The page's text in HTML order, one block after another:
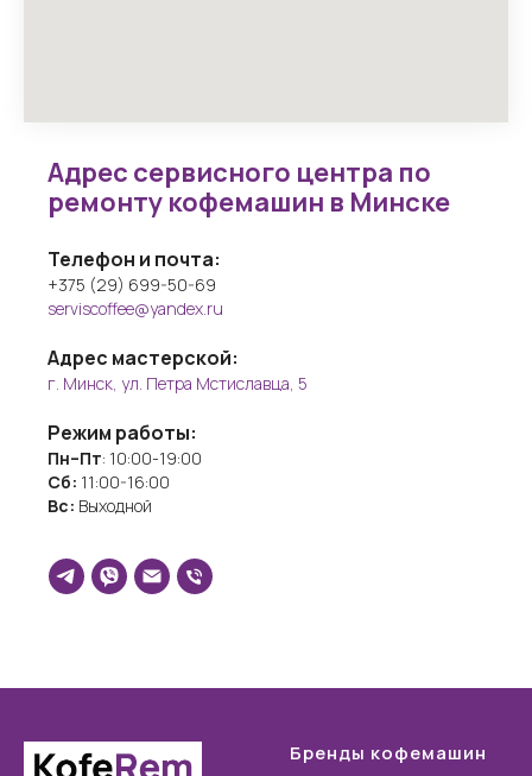
Адрес сервисного центра по
ремонту кофемашин в Минске
Телефон и почта:
+375 (29) 699-50-69
serviscoffee@yandex.ru
Адрес мастерской:
г. Минск, ул. Петра Мстиславца, 5
Режим работы:
Пн–Пт: 10:00-19:00
Сб: 11:00-16:00
Вс: Выходной
Бренды кофемашин